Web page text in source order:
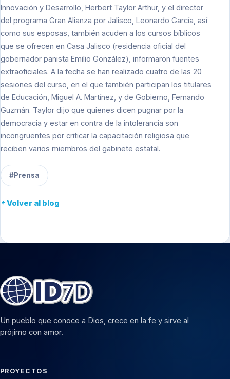
Innovación y Desarrollo, Herbert Taylor Arthur, y el director
del programa Gran Alianza por Jalisco, Leonardo García, así
como sus esposas, también acuden a los cursos bíblicos
que se ofrecen en Casa Jalisco (residencia oficial del
gobernador panista Emilio González), informaron fuentes
extraoficiales. A la fecha se han realizado cuatro de las 20
sesiones del curso, en el que también participan los titulares
de Educación, Miguel A. Martínez, y de Gobierno, Fernando
Guzmán. Taylor dijo que quienes dicen pugnar por la
democracia y estar en contra de la intolerancia son
incongruentes por criticar la capacitación religiosa que
reciben varios miembros del gabinete estatal.
#Prensa
Volver al blog
Un pueblo que conoce a Dios, crece en la fe y sirve al
prójimo con amor.
PROYECTOS